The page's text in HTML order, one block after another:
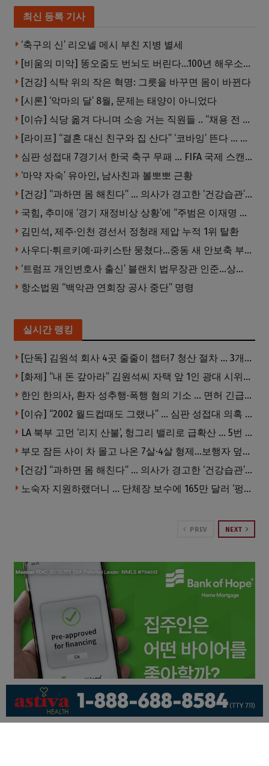
최신 등록 기사
‘축구의 신’ 리오넬 메시 부친 지병 별세
[비움의 미악] 똥오줌도 번뇌도 버린다…100년 해우소의 철학
[건강] 식탁 위의 작은 혁명: 그릇을 바꾸면 몸이 바뀐다
[시론] ‘악마의 달’ 8월, 문제는 태양이 아니었다
[이슈] 식당 옮겨 다니며 소송 거는 직원들 .. “채용 전 반드시 확인해야”
[라이프] “결혼 대신 친구와 집 산다” ‘코바잉’ 뜬다 … 내 집 마련 공식 바뀌었다
심판 성접대 7경기서 한국 축구 무패 … FIFA 국제 스캔들 번지나
‘마약 자숙’ 유아인, 남사친과 볼뽀뽀 근황
[건강] “과하면 몸 해친다” … 의사가 경고한 ‘건강습관’ 5가지
국힘, 추미애 ‘경기 재정비상 상황’에 “주범은 이재명 전 지사”
김민석, 제주·인천 경선서 정청래 제압 누적 1위 탈환
사우디·튀르키예·파키스탄 뭉쳤다…중동 새 안보축 부상하나
‘트럼프 개인변호사 출신’ 블랜치 법무장관 인준…상원 50대49 가결
항소법원 “백악관 연회장 공사 중단” 명령
실시간 랭킹
[단독] 김원석 회사 4곳 줄줄이 챕터7 청산 절차 … 3개 법인 같은 날 동시 파산 신청
[화제] “내 돈 갚아라” 김원석씨 자택 앞 1인 광대 시위 … 한인 투자사, “108만 달러 못받아”
한인 한의사, 환자 성추행·폭행 혐의 기소 … 면허 긴급정지
[이슈] “2002 월드컵때도 그랬나” … 심판 성접대 의혹 해외로 일파만파, 4강 신화까지 불똥
LA 북부 고먼 ‘리지 산불’, 헝그리 밸리로 급확산 … 5번 Fwy 양방향 전면 폐쇄
부모 잠든 사이 차 몰고 나온 7살·4살 형제…보행자 덮쳐 중태
[건강] “과하면 몸 해친다” … 의사가 경고한 ‘건강습관’ 5가지
노숙자 지원하랬더니 … 단체장 보수에 165만 달러 ‘펑펑’
PREV NEXT